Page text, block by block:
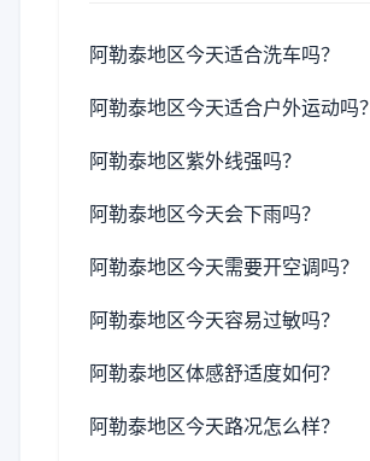
阿勒泰地区今天适合洗车吗？
阿勒泰地区今天适合户外运动吗？
阿勒泰地区紫外线强吗？
阿勒泰地区今天会下雨吗？
阿勒泰地区今天需要开空调吗？
阿勒泰地区今天容易过敏吗？
阿勒泰地区体感舒适度如何？
阿勒泰地区今天路况怎么样？